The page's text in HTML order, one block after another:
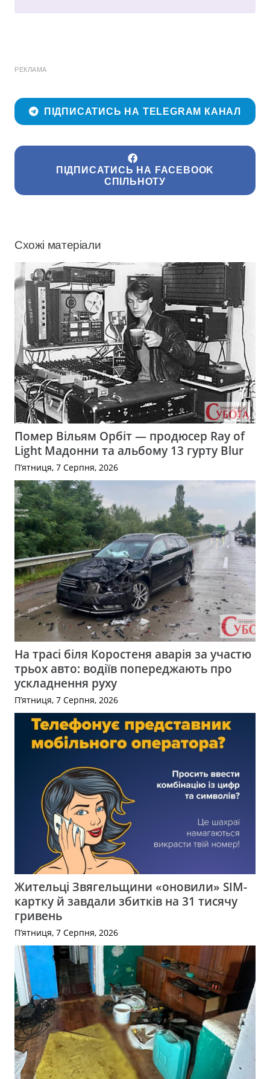
РЕКЛАМА
ПІДПИСАТИСЬ НА TELEGRAM КАНАЛ
ПІДПИСАТИСЬ НА FACEBOOK
СПІЛЬНОТУ
Схожі матеріали
Помер Вільям Орбіт — продюсер Ray of
Light Мадонни та альбому 13 гурту Blur
П’ятниця, 7 Серпня, 2026
На трасі біля Коростеня аварія за участю
трьох авто: водіїв попереджають про
ускладнення руху
П’ятниця, 7 Серпня, 2026
Жительці Звягельщини «оновили» SIM-
картку й завдали збитків на 31 тисячу
гривень
П’ятниця, 7 Серпня, 2026